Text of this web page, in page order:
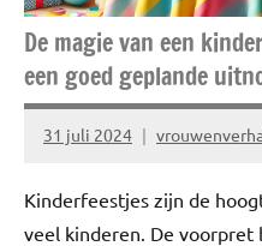
Uitstapjes
Vakantie
De magie van een
een goed geplande
31 juli 2024
Geen
Kinderfeestjes zijn de
veel kinderen. De voorpret